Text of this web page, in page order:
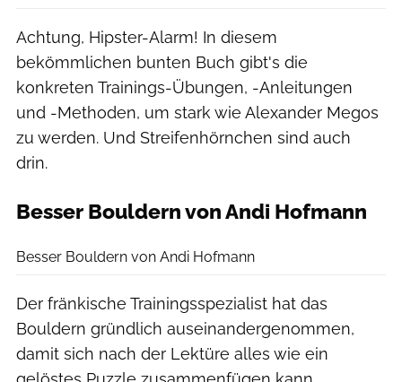
Achtung, Hipster-Alarm! In diesem
bekömmlichen bunten Buch gibt's die
konkreten Trainings-Übungen, -Anleitungen
und -Methoden, um stark wie Alexander Megos
zu werden. Und Streifenhörnchen sind auch
drin.
Besser Bouldern von Andi Hofmann
Besser Bouldern von Andi Hofmann
Der fränkische Trainingsspezialist hat das
Bouldern gründlich auseinandergenommen,
damit sich nach der Lektüre alles wie ein